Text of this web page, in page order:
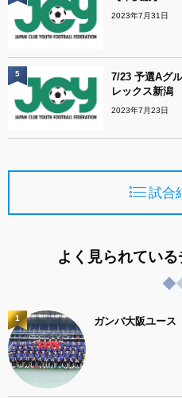
2023年7月31日
7/23 予選Aグ
レックス新潟
2023年7月23日
5
試合
よく見られてい
ガンバ大阪ユース
1